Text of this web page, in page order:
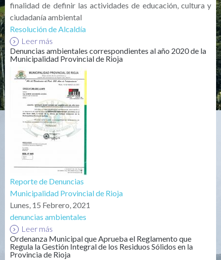
finalidad de definir las actividades de educación, cultura y
ciudadanía ambiental
Resolución de Alcaldía
Leer más
Denuncias ambientales correspondientes al año 2020 de la
Municipalidad Provincial de Rioja
Reporte de Denuncias
Municipalidad Provincial de Rioja
Lunes, 15 Febrero, 2021
denuncias ambientales
Leer más
Ordenanza Municipal que Aprueba el Reglamento que
Regula la Gestión Integral de los Residuos Sólidos en la
Provincia de Rioja